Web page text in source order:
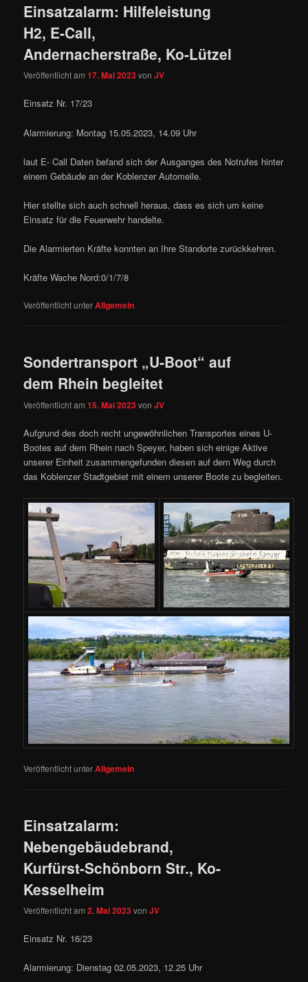
Einsatzalarm: Hilfeleistung
H2, E-Call,
Andernacherstraße, Ko-Lützel
Veröffentlicht am17. Mai 2023vonJV
Einsatz Nr. 17/23
Alarmierung: Montag 15.05.2023, 14.09 Uhr
laut E- Call Daten befand sich der Ausganges des Notrufes hinter
einem Gebäude an der Koblenzer Automeile.
Hier stellte sich auch schnell heraus, dass es sich um keine
Einsatz für die Feuerwehr handelte.
Die Alarmierten Kräfte konnten an Ihre Standorte zurückkehren.
Kräfte Wache Nord:0/1/7/8
Veröffentlicht unterAllgemein
Sondertransport „U-Boot“ auf
dem Rhein begleitet
Veröffentlicht am15. Mai 2023vonJV
Aufgrund des doch recht ungewöhnlichen Transportes eines U-
Bootes auf dem Rhein nach Speyer, haben sich einige Aktive
unserer Einheit zusammengefunden diesen auf dem Weg durch
das Koblenzer Stadtgebiet mit einem unserer Boote zu begleiten.
Veröffentlicht unterAllgemein
Einsatzalarm:
Nebengebäudebrand,
Kurfürst-Schönborn Str., Ko-
Kesselheim
Veröffentlicht am2. Mai 2023vonJV
Einsatz Nr. 16/23
Alarmierung: Dienstag 02.05.2023, 12.25 Uhr